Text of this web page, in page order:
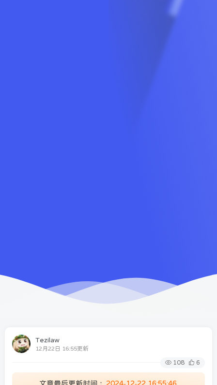
Tezilaw
12月22日 16:55更新
108 6
文章最后更新时间： 2024-12-22 16:55:46